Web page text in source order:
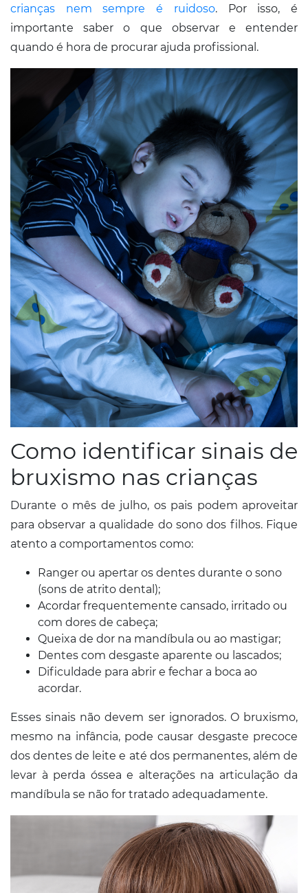
crianças nem sempre é ruidoso. Por isso, é
importante saber o que observar e entender
quando é hora de procurar ajuda profissional.
Como identificar sinais de
bruxismo nas crianças
Durante o mês de julho, os pais podem aproveitar
para observar a qualidade do sono dos filhos. Fique
atento a comportamentos como:
Ranger ou apertar os dentes durante o sono
(sons de atrito dental);
Acordar frequentemente cansado, irritado ou
com dores de cabeça;
Queixa de dor na mandíbula ou ao mastigar;
Dentes com desgaste aparente ou lascados;
Dificuldade para abrir e fechar a boca ao
acordar.
Esses sinais não devem ser ignorados. O bruxismo,
mesmo na infância, pode causar desgaste precoce
dos dentes de leite e até dos permanentes, além de
levar à perda óssea e alterações na articulação da
mandíbula se não for tratado adequadamente.